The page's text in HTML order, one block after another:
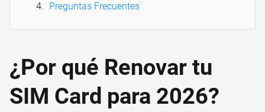
Preguntas Frecuentes
¿Por qué Renovar tu
SIM Card para 2026?